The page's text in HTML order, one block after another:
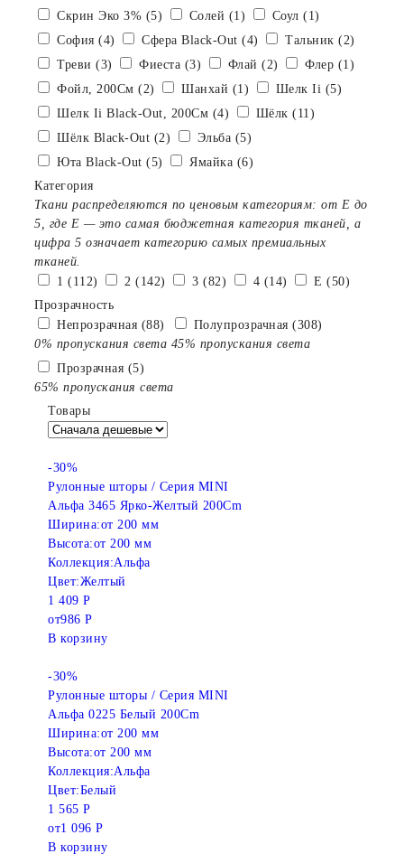
Скрин Эко 3% (5) Солей (1)
Соул (1)
София (4)
Сфера Black-Out (4)
Тальник (2)
Треви (3)
Фиеста (3) Флай (2)
Флер (1)
Фойл, 200См (2)
Шанхай (1)
Шелк Ii (5)
Шелк Ii Black-Out, 200См (4)
Шёлк (11)
Шёлк Black-Out (2)
Эльба (5)
Юта Black-Out (5)
Ямайка (6)
Категория
Ткани распределяются по ценовым категориям: от E до
5, где Е — это самая бюджетная категория тканей, а
цифра 5 означает категорию самых премиальных
тканей.
1 (112)
2 (142) 3 (82) 4 (14)
E (50)
Прозрачность
Непрозрачная (88)
0% пропускания света
Полупрозрачная (308)
45% пропускания света
Прозрачная (5)
65% пропускания света
Товары
-30%
Рулонные шторы / Серия MINI
Альфа 3465 Ярко-Желтый 200Cm
Ширина:от 200 мм
Высота:от 200 мм
Коллекция:Альфа
Цвет:Желтый
1 409 Р
от986 Р
В корзину
-30%
Рулонные шторы / Серия MINI
Альфа 0225 Белый 200Cm
Ширина:от 200 мм
Высота:от 200 мм
Коллекция:Альфа
Цвет:Белый
1 565 Р
от1 096 Р
В корзину